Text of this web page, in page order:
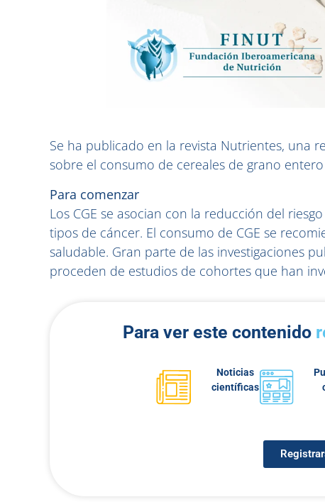
Se ha publicado en la revista Nutrientes, una
sobre el consumo de cereales de grano
Para comenzar
Los CGE se asocian con la reducción del
tipos de cáncer. El consumo de CGE se
saludable. Gran parte de las investigaciones
proceden de estudios de cohortes que han
Para ver este contenido
Noticias
científicas